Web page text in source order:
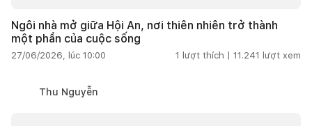
Ngôi nhà mở giữa Hội An, nơi thiên nhiên trở thành
một phần của cuộc sống
27/06/2026, lúc 10:00 1 lượt thích | 11.241 lượt xem
Thu Nguyễn